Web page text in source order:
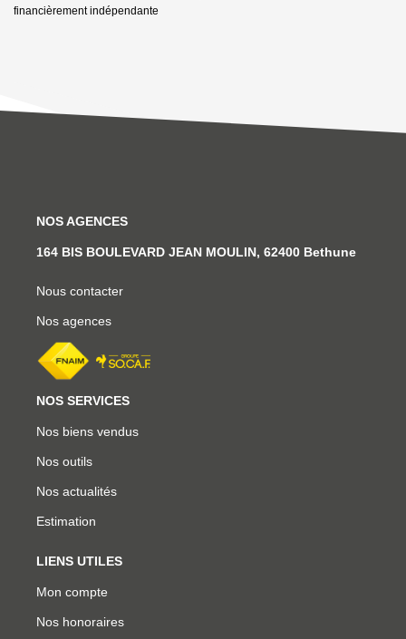
financièrement indépendante
NOS AGENCES
164 BIS BOULEVARD JEAN MOULIN, 62400 Bethune
Nous contacter
Nos agences
NOS SERVICES
Nos biens vendus
Nos outils
Nos actualités
Estimation
LIENS UTILES
Mon compte
Nos honoraires